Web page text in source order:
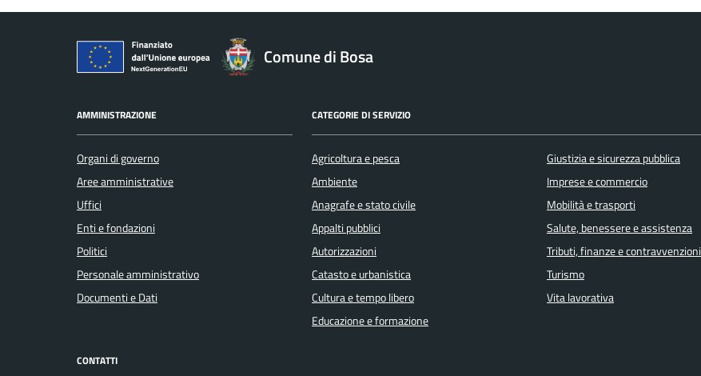
Comune di Bosa
AMMINISTRAZIONE
Organi di governo
Aree amministrative
Uffici
Enti e fondazioni
Politici
Personale amministrativo
Documenti e Dati
CATEGORIE DI SERVIZIO
Agricoltura e pesca
Ambiente
Anagrafe e stato civile
Appalti pubblici
Autorizzazioni
Catasto e urbanistica
Cultura e tempo libero
Educazione e formazione
Giustizia e sicurezza pubblica
Imprese e commercio
Mobilità e trasporti
Salute, benessere e assistenza
Tributi, finanze e contravvenzioni
Turismo
Vita lavorativa
CONTATTI